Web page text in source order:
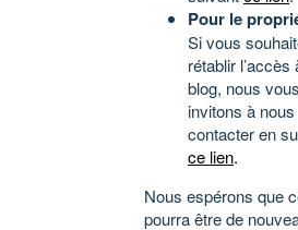
Pour le
Si vous
rétablir l’accès
blog, nous vous
invitons à nous
contacter en
ce lien.
Nous espérons que
pourra être de